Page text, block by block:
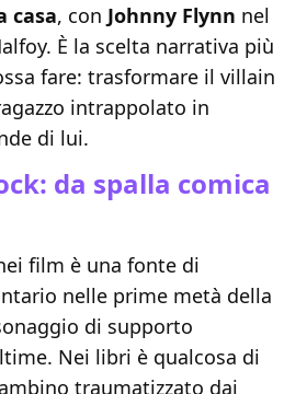
casa, con Johnny Flynn nel
È la scelta narrativa più
fare: trasformare il villain
intrappolato in
di lui.
da spalla comica
film è una fonte di
nelle prime metà della
di supporto
Nei libri è qualcosa di
traumatizzato dai